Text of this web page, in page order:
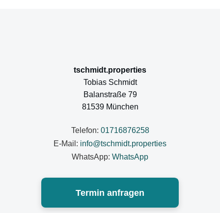
tschmidt.properties
Tobias Schmidt
Balanstraße 79
81539 München
Telefon: 01716876258
E-Mail: info@tschmidt.properties
WhatsApp: WhatsApp
Termin anfragen